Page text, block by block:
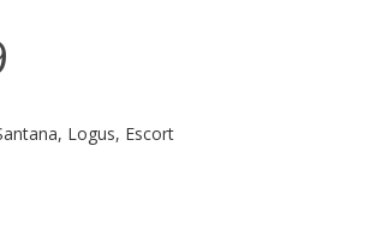
Logus, Escort